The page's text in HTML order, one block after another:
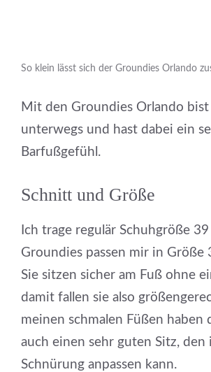
So klein lässt sich der Groundies Orlando
Mit den Groundies Orlando bist
unterwegs und hast dabei ein
Barfußgefühl.
Schnitt und Größe
Ich trage regulär Schuhgröße
Groundies passen mir in Größe
Sie sitzen sicher am Fuß ohne
damit fallen sie also
meinen schmalen Füßen haben
auch einen sehr guten Sitz, den
Schnürung anpassen kann.